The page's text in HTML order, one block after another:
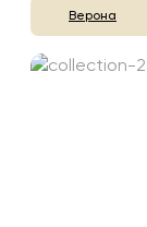
Верона